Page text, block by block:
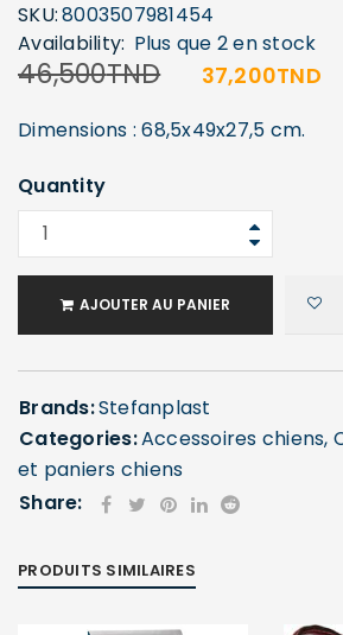
SKU:8003507981454
Availability: Plus que 2 en stock
46,500TND 37,200TND
Dimensions : 68,5x49x27,5 cm.
Quantity
AJOUTER AU PANIER
Brands:Stefanplast
Categories:Accessoires chiens,
et paniers chiens
Share:
PRODUITS SIMILAIRES